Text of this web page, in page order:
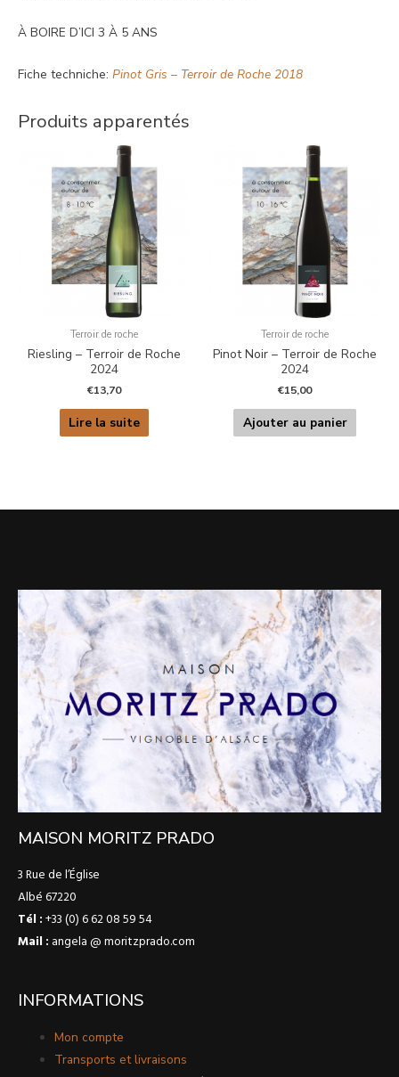
À BOIRE D’ICI 3 À 5 ANS
Fiche techniche: Pinot Gris – Terroir de Roche 2018
Produits apparentés
Terroir de roche
Riesling – Terroir de Roche
2024
€13,70
Lire la suite
Terroir de roche
Pinot Noir – Terroir de Roche
2024
€15,00
Ajouter au panier
MAISON MORITZ PRADO
3 Rue de l’Église
Albé 67220
Tél :+33 (0) 6 62 08 59 54
Mail : angela @ moritzprado.com
INFORMATIONS
Mon compte
Transports et livraisons